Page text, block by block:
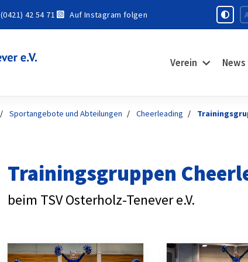
(0421) 42 54 71 Auf Instagram folgen
Verein News
Sportangebote und Abteilungen Cheerleading
Trainingsgruppen
beim TSV Osterholz-Tenever e.V.